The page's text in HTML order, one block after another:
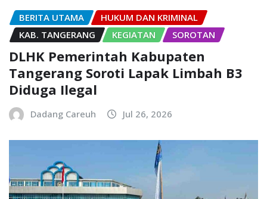
BERITA UTAMA
HUKUM DAN KRIMINAL
KAB. TANGERANG
KEGIATAN SOROTAN
DLHK Pemerintah Kabupaten
Tangerang Soroti Lapak Limbah B3
Diduga Ilegal
Dadang Careuh Jul 26, 2026